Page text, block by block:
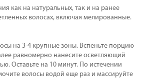
как на натуральных, так и на ранее
волосах, включая мелированные.
на 3-4 крупные зоны. Вспеньте порцию
равномерно нанесите осветляющий
Оставьте на 10 минут. По истечении
волосы водой еще раз и массируйте